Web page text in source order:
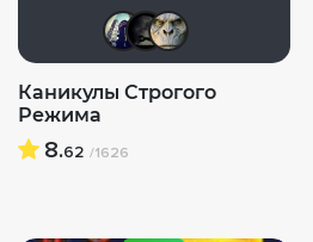
Каникулы Строгого
Режима
8.62 /1626